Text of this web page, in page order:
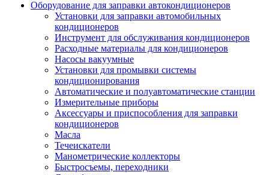
Оборудование для заправки автокондиционеров
Установки для заправки автомобильных
кондиционеров
Инструмент для обслуживания кондиционеров
Расходные материалы для кондиционеров
Насосы вакуумные
Установки для промывки системы
кондиционирования
Автоматические и полуавтоматические станции
Измерительные приборы
Аксессуары и приспособления для заправки
кондиционеров
Масла
Течеискатели
Манометрические коллекторы
Быстросъемы, переходники